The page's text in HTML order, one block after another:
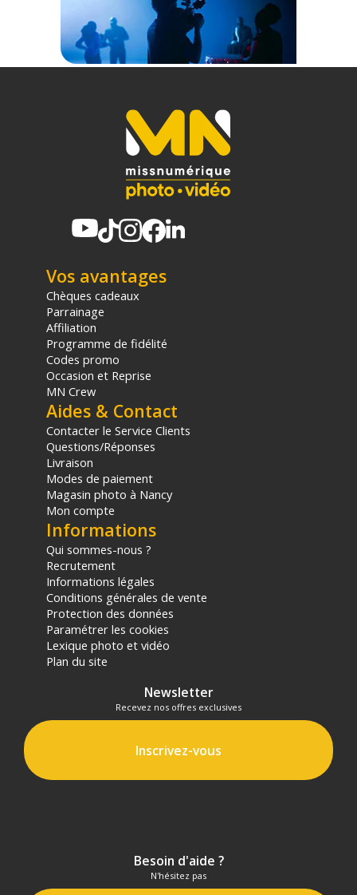
Vos avantages
Chèques cadeaux
Parrainage
Affiliation
Programme de fidélité
Codes promo
Occasion et Reprise
MN Crew
Aides & Contact
Contacter le Service Clients
Questions/Réponses
Livraison
Modes de paiement
Magasin photo à Nancy
Mon compte
Informations
Qui sommes-nous ?
Recrutement
Informations légales
Conditions générales de vente
Protection des données
Paramétrer les cookies
Lexique photo et vidéo
Plan du site
Newsletter
Recevez nos offres exclusives
Inscrivez-vous
Besoin d'aide ?
N'hésitez pas